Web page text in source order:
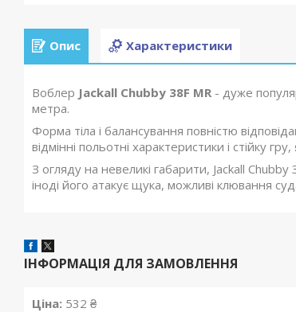
Опис Характеристики
Воблер Jackall Chubby 38F MR - дуже
метра.
Форма тіла і балансування повністю
відмінні польотні характеристики і стійку гру,
З огляду на невеликі габарити, Jackall
іноді його атакує щука, можливі клювання
ІНФОРМАЦІЯ ДЛЯ ЗАМОВЛЕННЯ
Ціна: 532 ₴